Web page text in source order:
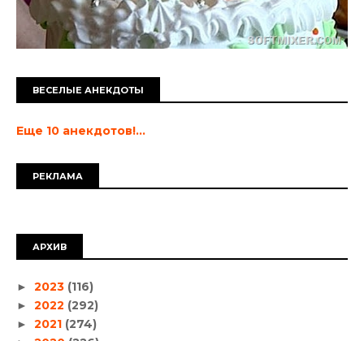
ВЕСЕЛЫЕ АНЕКДОТЫ
Еще 10 анекдотов!...
РЕКЛАМА
АРХИВ
► 2023 (116)
► 2022 (292)
► 2021 (274)